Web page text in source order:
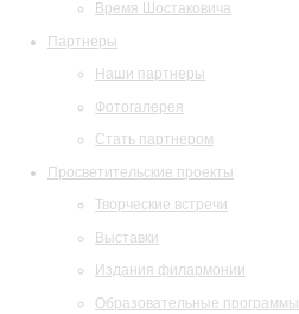
Время Шостаковича
Партнеры
Наши партнеры
Фотогалерея
Стать партнером
Просветительские проекты
Творческие встречи
Выставки
Издания филармонии
Образовательные программы